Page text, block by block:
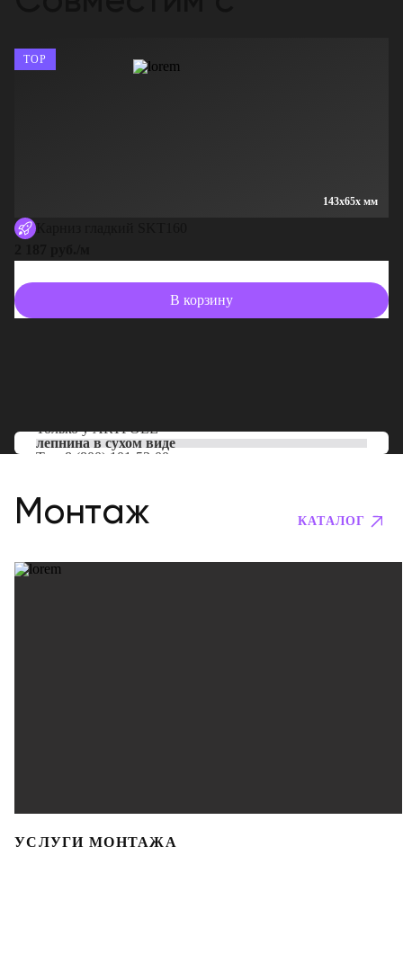
143x65x мм
TOP
В корзину
Только уARTPOLE
лепнина в сухом виде
Тел: 8 (800) 101-53-00
Монтаж КАТАЛОГ
УСЛУГИ МОНТАЖА